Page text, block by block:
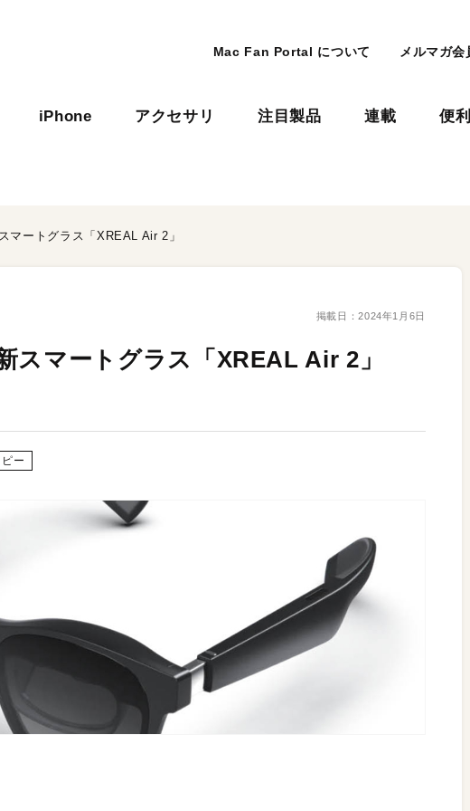
Mac Fan Portal について メルマガ会
iPhone アクセサリ 注目製品 連載 便
マートグラス「XREAL Air 2」
掲載日：2024年1月6日
スマートグラス「XREAL Air 2」
ー